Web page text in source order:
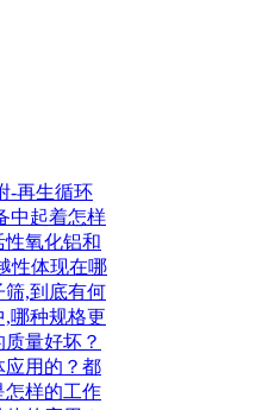
-再生循环
中起着怎样
氧化铝和
性体现在哪
筛,到底有何
哪种规格更
量好坏？
应用的？都
怎样的工作